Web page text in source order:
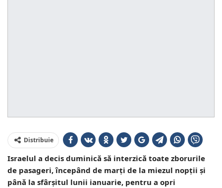
Distribuie
Israelul a decis duminică să interzică toate zborurile
de pasageri, începând de marți de la miezul nopții și
până la sfârșitul lunii ianuarie, pentru a opri